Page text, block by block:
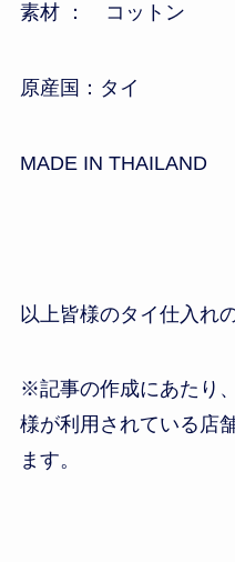
素材 ： コットン
原産国：タイ
MADE IN THAILAND
以上皆様のタイ仕入れ
※記事の作成にあたり
様が利用されている店
ます。